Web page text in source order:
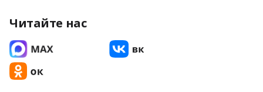
Читайте нас